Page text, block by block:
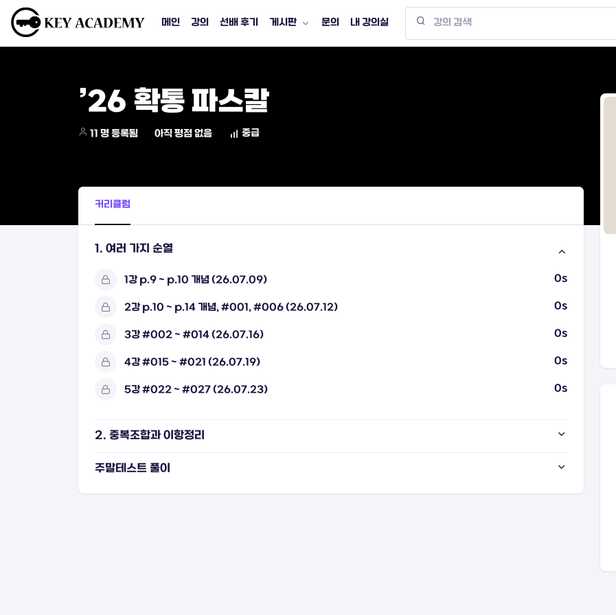
메인 강의 선배 후기 게시판 문의 내 강의실
’26 확통 파스칼
11 명 등록됨 아직 평점 없음 중급
커리큘럼
1. 여러 가지 순열
1강 p.9 ~ p.10 개념 (26.07.09) 0s
2강 p.10 ~ p.14 개념, #001, #006 (26.07.12) 0s
3강 #002 ~ #014 (26.07.16) 0s
4강 #015 ~ #021 (26.07.19) 0s
5강 #022 ~ #027 (26.07.23) 0s
2. 중복조합과 이항정리
주말테스트 풀이